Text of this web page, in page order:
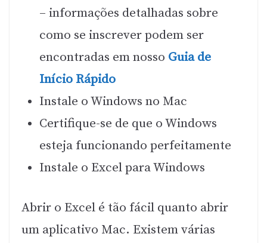
– informações detalhadas sobre
como se inscrever podem ser
encontradas em nosso Guia de
Início Rápido
Instale o Windows no Mac
Certifique-se de que o Windows
esteja funcionando perfeitamente
Instale o Excel para Windows
Abrir o Excel é tão fácil quanto abrir
um aplicativo Mac. Existem várias